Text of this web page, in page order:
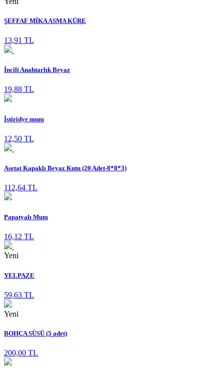
ŞEFFAF MİKA ASMA KÜRE
13,91 TL
İncili Anahtarlık Beyaz
19,88 TL
İstiridye mum
12,50 TL
Asetat Kapaklı Beyaz Kutu (20 Adet-8*8*3)
112,64 TL
Papatyalı Mum
16,12 TL
Yeni
YELPAZE
59,63 TL
Yeni
BOHÇA SÜSÜ (5 adet)
200,00 TL